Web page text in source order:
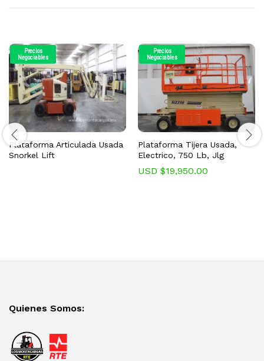
Precios
Negociables
Plataforma Articulada Usada
Snorkel Lift
Precios
Negociables
Plataforma Tijera Usada,
Electrico, 750 Lb, Jlg
USD $19,950.00
Quienes Somos: